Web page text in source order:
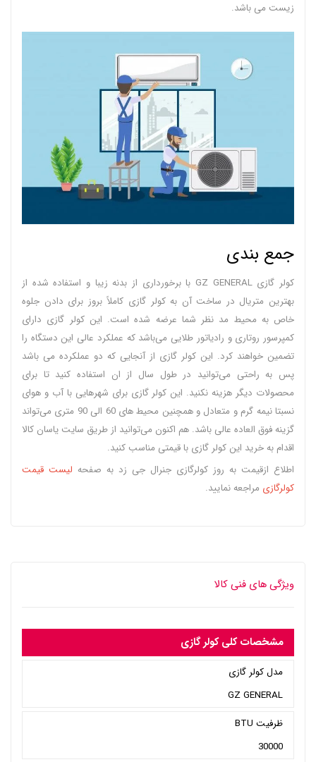
زیست می باشد.
جمع بندی
کولر گازی GZ GENERAL با برخورداری از بدنه زیبا و استفاده شده از
بهترین متریال در ساخت آن به کولر گازی کاملاً بروز برای دادن جلوه
خاص به محیط مد نظر شما عرضه شده است. این کولر گازی دارای
کمپرسور روتاری و رادیاتور طلایی می‌باشد که عملکرد عالی این دستگاه را
تضمین خواهند کرد. این کولر گازی از آنجایی که دو عملکرده می‌ باشد
پس به راحتی می‌توانید در طول سال از ان استفاده کنید تا برای
محصولات دیگر هزینه نکنید. این کولر گازی برای شهرهایی با آب و هوای
نسبتا نیمه گرم و متعادل و همچنین محیط‌ های 60 الی 90 متری می‌تواند
گزینه فوق العاده عالی باشد. هم اکنون می‌توانید از طریق سایت یاسان کالا
اقدام به خرید این کولر گازی با قیمتی مناسب کنید.
اطلاع ازقیمت به روز کولرگازی جنرال جی زد به صفحه لیست قیمت
کولرگازی مراجعه نمایید.
ویژگی های فنی کالا
مشخصات کلی کولر گازی
مدل کولر گازی
GZ GENERAL
ظرفیت BTU
30000